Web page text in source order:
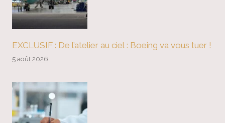
EXCLUSIF : De l’atelier au ciel : Boeing va vous tuer !
5 août 2026